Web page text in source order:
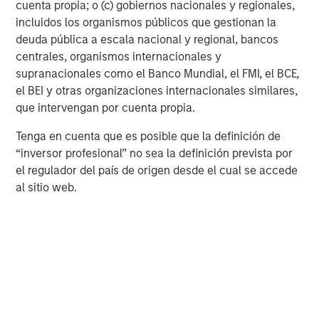
cuenta propia; o (c) gobiernos nacionales y regionales,
incluidos los organismos públicos que gestionan la
deuda pública a escala nacional y regional, bancos
centrales, organismos internacionales y
supranacionales como el Banco Mundial, el FMI, el BCE,
el BEI y otras organizaciones internacionales similares,
que intervengan por cuenta propia.
Tenga en cuenta que es posible que la definición de
“inversor profesional” no sea la definición prevista por
el regulador del país de origen desde el cual se accede
al sitio web.
Value allocation to fully allocated to the Growth Index.
The expected post-reconstitution allocation of the
Magnificent Seven is shown below. These stocks are no
longer exclusively the domain of growth investors and
may see broader adoption among value managers, given
their 17% weight in the Russell 1000 Value Index.
Index Weighting of the Magnificent Seven